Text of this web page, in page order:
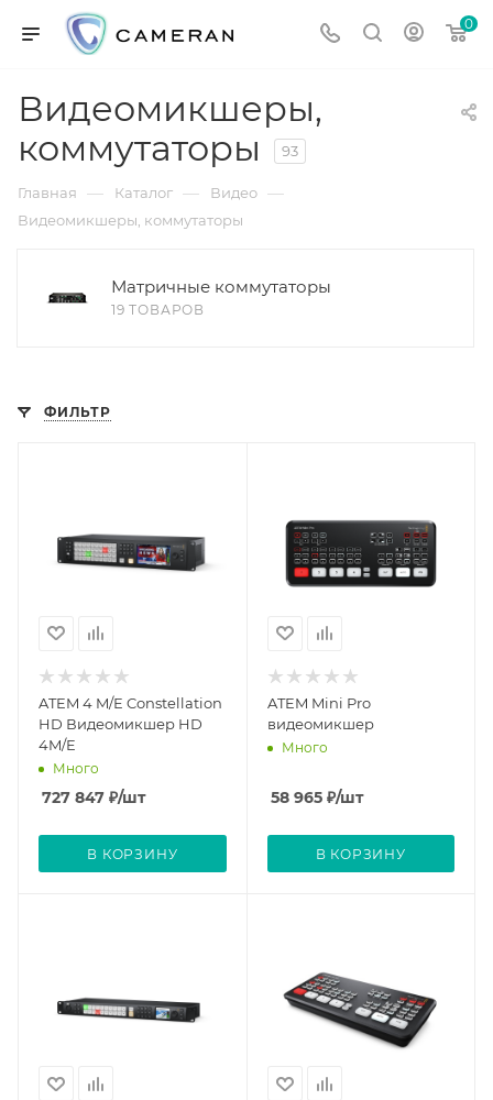
0
Видеомикшеры,
коммутаторы
93
Главная — Каталог — Видео —
Видеомикшеры, коммутаторы
Матричные коммутаторы
19 ТОВАРОВ
ФИЛЬТР
ATEM 4 M/E Constellation
HD Видеомикшер HD
4M/E
Много
727 847 ₽/шт
В КОРЗИНУ
ATEM Mini Pro
видеомикшер
Много
58 965₽/шт
В КОРЗИНУ